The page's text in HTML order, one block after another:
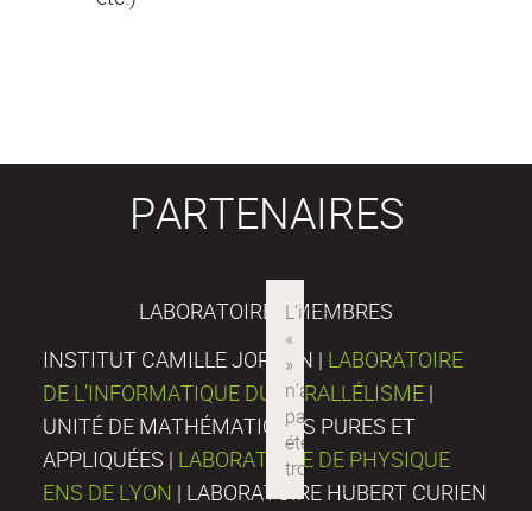
PARTENAIRES
LABORATOIRES MEMBRES
INSTITUT CAMILLE JORDAN | LABORATOIRE
DE L’INFORMATIQUE DU PARALLÉLISME |
UNITÉ DE MATHÉMATIQUES PURES ET
APPLIQUÉES | LABORATOIRE DE PHYSIQUE
ENS DE LYON | LABORATOIRE HUBERT CURIEN